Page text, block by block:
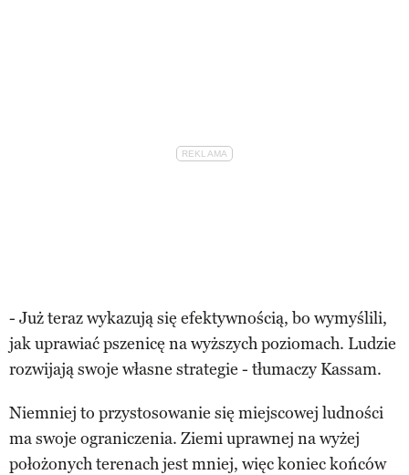
- Już teraz wykazują się efektywnością, bo wymyślili,
jak uprawiać pszenicę na wyższych poziomach. Ludzie
rozwijają swoje własne strategie - tłumaczy Kassam.
Niemniej to przystosowanie się miejscowej ludności
ma swoje ograniczenia. Ziemi uprawnej na wyżej
położonych terenach jest mniej, więc koniec końców